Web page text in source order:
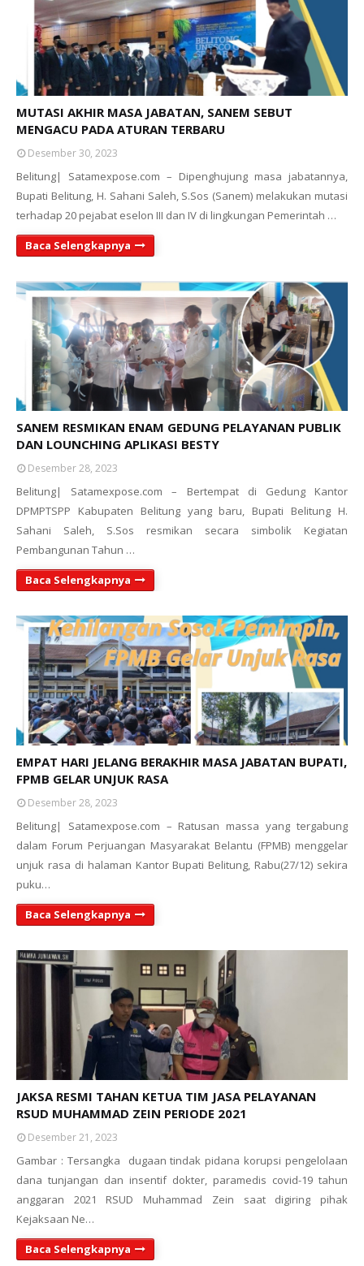
MUTASI AKHIR MASA JABATAN, SANEM SEBUT
MENGACU PADA ATURAN TERBARU
Desember 30, 2023
Belitung| Satamexpose.com – Dipenghujung masa jabatannya,
Bupati Belitung, H. Sahani Saleh, S.Sos (Sanem) melakukan mutasi
terhadap 20 pejabat eselon III dan IV di lingkungan Pemerintah …
Baca Selengkapnya
SANEM RESMIKAN ENAM GEDUNG PELAYANAN PUBLIK
DAN LOUNCHING APLIKASI BESTY
Desember 28, 2023
Belitung| Satamexpose.com – Bertempat di Gedung Kantor
DPMPTSPP Kabupaten Belitung yang baru, Bupati Belitung H.
Sahani Saleh, S.Sos resmikan secara simbolik Kegiatan
Pembangunan Tahun …
Baca Selengkapnya
EMPAT HARI JELANG BERAKHIR MASA JABATAN BUPATI,
FPMB GELAR UNJUK RASA
Desember 28, 2023
Belitung| Satamexpose.com – Ratusan massa yang tergabung
dalam Forum Perjuangan Masyarakat Belantu (FPMB) menggelar
unjuk rasa di halaman Kantor Bupati Belitung, Rabu(27/12) sekira
puku…
Baca Selengkapnya
JAKSA RESMI TAHAN KETUA TIM JASA PELAYANAN
RSUD MUHAMMAD ZEIN PERIODE 2021
Desember 21, 2023
Gambar : Tersangka dugaan tindak pidana korupsi pengelolaan
dana tunjangan dan insentif dokter, paramedis covid-19 tahun
anggaran 2021 RSUD Muhammad Zein saat digiring pihak
Kejaksaan Ne…
Baca Selengkapnya